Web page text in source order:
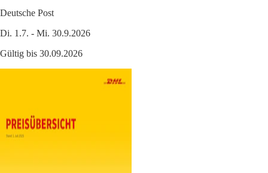
Deutsche Post
Di. 1.7. - Mi. 30.9.2026
Gültig bis 30.09.2026